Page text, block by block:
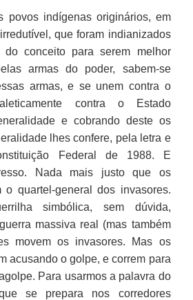
povos indígenas originários, em
que foram indianizados
do conceito para serem melhor
armas do poder, sabem-se
armas, e se unem contra o
contra o Estado
e cobrando deste os
lhes confere, pela letra e
Federal de 1988. E
Nada mais justo que os
o quartel-general dos invasores.
simbólica, sem dúvida,
massiva real (mas também
movem os invasores. Mas os
acusando o golpe, e correm para
Para usarmos a palavra do
se prepara nos corredores